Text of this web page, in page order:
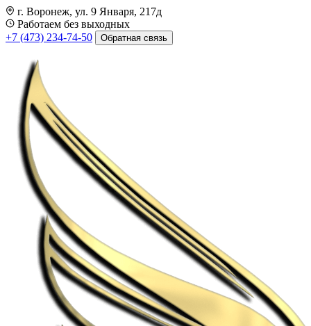
г. Воронеж, ул. 9 Января, 217д
Работаем без выходных
+7 (473) 234-74-50
Обратная связь